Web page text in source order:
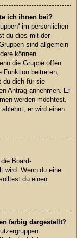
ich ihnen bei?
im persönlichen
du dies mit der
sind allgemein
können
die Gruppe offen
Funktion beitreten;
du dich für sie
Antrag annehmen. Er
werden möchtest.
er wird einen
Board-
wird. Wenn du eine
du einen
farbig dargestellt?